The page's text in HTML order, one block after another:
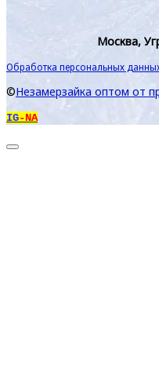
Москва,
Обработка персональных
©Незамерзайка оптом от
IG-NA